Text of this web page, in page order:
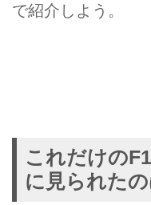
で紹介しよう。
これだけの
に見られたの